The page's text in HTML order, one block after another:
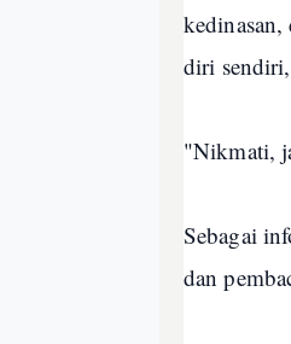
kedinasan,
diri
"Nikmati,
Sebagai
dan